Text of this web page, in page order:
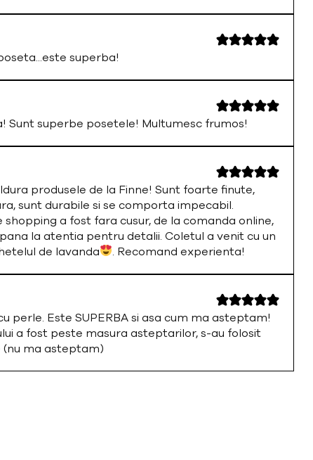
superba!
Sunt superbe posetele! Multumesc frumos!
produsele de la Finne! Sunt foarte finute,
sunt durabile si se comporta impecabil.
a fost fara cusur, de la comanda online,
la atentia pentru detalii. Coletul a venit cu un
de lavanda
. Recomand experienta!
perle. Este SUPERBA si asa cum ma asteptam!
a fost peste masura asteptarilor, s-au folosit
ma asteptam)